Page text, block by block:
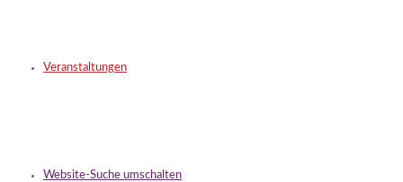
Veranstaltungen
Website-Suche umschalten